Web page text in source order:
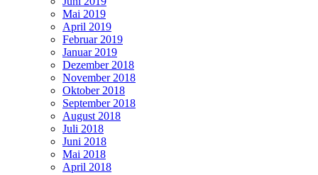
Mai 2019
April 2019
Februar 2019
Januar 2019
Dezember 2018
November 2018
Oktober 2018
September 2018
August 2018
Juli 2018
Juni 2018
Mai 2018
April 2018